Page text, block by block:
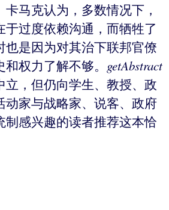
马克认为，多数情况下，
于过度依赖沟通，而牺牲了
也是因为对其治下联邦官僚
权力了解不够。 getAbstract
立，但仍向学生、教授、政
动家与战略家、说客、政府
制感兴趣的读者推荐这本恰